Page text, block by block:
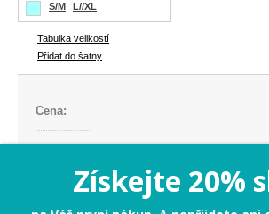
S/M L//XL
Tabulka velikostí
Přidat do šatny
Cena:
Získejte 20%